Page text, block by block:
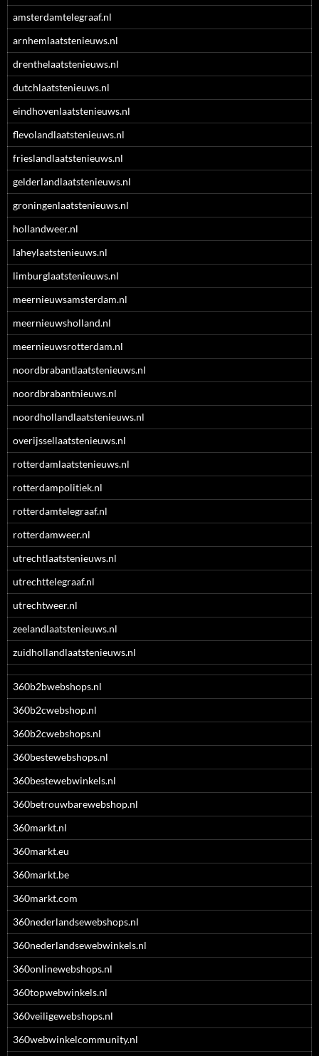
amsterdamtelegraaf.nl
arnhemlaatstenieuws.nl
drenthelaatstenieuws.nl
dutchlaatstenieuws.nl
eindhovenlaatstenieuws.nl
flevolandlaatstenieuws.nl
frieslandlaatstenieuws.nl
gelderlandlaatstenieuws.nl
groningenlaatstenieuws.nl
hollandweer.nl
laheylaatstenieuws.nl
limburglaatstenieuws.nl
meernieuwsamsterdam.nl
meernieuwsholland.nl
meernieuwsrotterdam.nl
noordbrabantlaatstenieuws.nl
noordbrabantnieuws.nl
noordhollandlaatstenieuws.nl
overijssellaatstenieuws.nl
rotterdamlaatstenieuws.nl
rotterdampolitiek.nl
rotterdamtelegraaf.nl
rotterdamweer.nl
utrechtlaatstenieuws.nl
utrechttelegraaf.nl
utrechtweer.nl
zeelandlaatstenieuws.nl
zuidhollandlaatstenieuws.nl
360b2bwebshops.nl
360b2cwebshop.nl
360b2cwebshops.nl
360bestewebshops.nl
360bestewebwinkels.nl
360betrouwbarewebshop.nl
360markt.nl
360markt.eu
360markt.be
360markt.com
360nederlandsewebshops.nl
360nederlandsewebwinkels.nl
360onlinewebshops.nl
360topwebwinkels.nl
360veiligewebshops.nl
360webwinkelcommunity.nl